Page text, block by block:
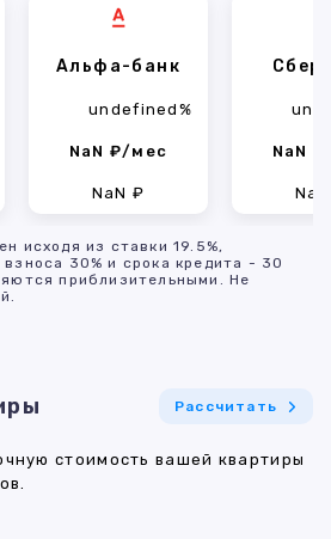
Альфа-банк
undefined%
NaN ₽/мес
NaN ₽
NaN
исходя из ставки 19.5%,
взноса 30% и срока кредита - 30
приблизительными. Не
Рассчитать
стоимость вашей квартиры